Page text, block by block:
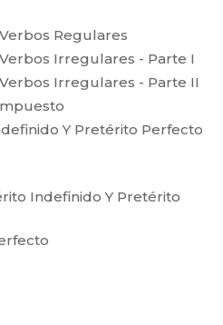
Regulares
Irregulares - Parte I
Irregulares - Parte II
Y Pretérito Perfecto
Indefinido Y Pretérito